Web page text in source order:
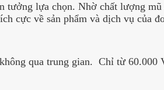
lựa chọn. Nhờ chất lượng mũ
cực về sản phẩm và dịch vụ của
qua trung gian. Chỉ từ